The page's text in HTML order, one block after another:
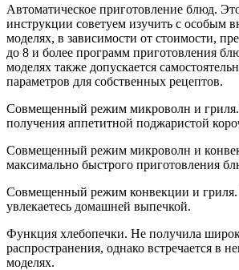
Автоматическое приготовление блюд.
инструкции советуем изучить с особым
моделях, в зависимости от стоимости,
до 8 и более программ приготовления
моделях также допускается
параметров для собственных рецептов.
Совмещенный режим микроволн и гриля.
получения аппетитной поджаристой
Совмещенный режим микроволн и
максимально быстрого приготовления
Совмещенный режим конвекции и
увлекаетесь домашней выпечкой.
Функция хлебопечки. Не получила
распространения, однако встречается в
моделях.